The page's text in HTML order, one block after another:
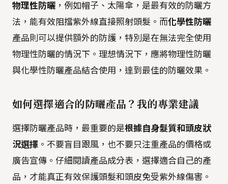
物理性防曬 ，例如帽子、太陽傘，是最有效的防曬方
法，能有效阻擋紫外線直接照射頭髮。而化學性防曬
產品則可以提供額外的防護，特別是在無法完全使用
物理性防曬的情況下。理想情況下，應將物理性防曬
與化學性防曬產品結合使用，達到最佳的防曬效果。
如何選擇適合的防曬產品？我的專業建議
選擇防曬產品時，最重要的是根據自身髮質和頭皮狀
況選擇 。不要盲目跟風，也不要只注重產品的價格或
廣告宣傳。仔細閱讀產品成分表，選擇適合自己的產
品，才能真正有效保護頭髮和頭皮免受紫外線傷害。